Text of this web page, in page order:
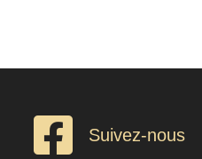
Suivez-nous